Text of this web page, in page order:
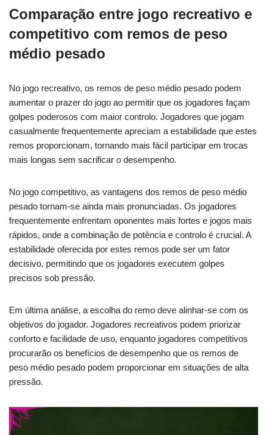
Comparação entre jogo recreativo e
competitivo com remos de peso
médio pesado
No jogo recreativo, os remos de peso médio pesado podem
aumentar o prazer do jogo ao permitir que os jogadores façam
golpes poderosos com maior controlo. Jogadores que jogam
casualmente frequentemente apreciam a estabilidade que estes
remos proporcionam, tornando mais fácil participar em trocas
mais longas sem sacrificar o desempenho.
No jogo competitivo, as vantagens dos remos de peso médio
pesado tornam-se ainda mais pronunciadas. Os jogadores
frequentemente enfrentam oponentes mais fortes e jogos mais
rápidos, onde a combinação de potência e controlo é crucial. A
estabilidade oferecida por estes remos pode ser um fator
decisivo, permitindo que os jogadores executem golpes
precisos sob pressão.
Em última análise, a escolha do remo deve alinhar-se com os
objetivos do jogador. Jogadores recreativos podem priorizar
conforto e facilidade de uso, enquanto jogadores competitivos
procurarão os benefícios de desempenho que os remos de
peso médio pesado podem proporcionar em situações de alta
pressão.